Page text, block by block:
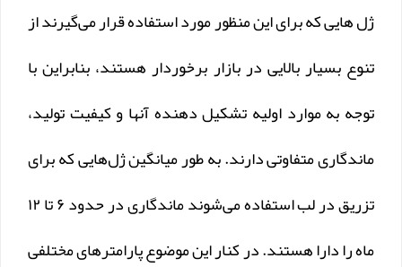
ژل هایی که برای این منظور مورد استفاده قرار می‌گیرند از
تنوع بسیار بالایی در بازار برخوردار هستند، بنابراین با
توجه به موارد اولیه تشکیل دهنده آنها و کیفیت تولید،
ماندگاری متفاوتی دارند. به طور میانگین ژل‌هایی که برای
تزریق در لب استفاده می‌شوند ماندگاری در حدود ۶ تا ۱۲
ماه را دارا هستند. در کنار این موضوع پارامترهای مختلفی